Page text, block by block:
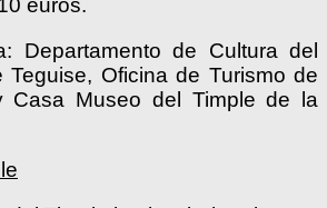
euros.
Departamento de Cultura del
Teguise, Oficina de Turismo de
Casa Museo del Timple de la